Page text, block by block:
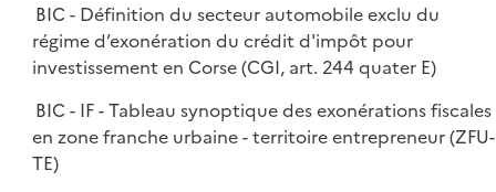
BIC - Définition du secteur automobile exclu du
régime d’exonération du crédit d'impôt pour
investissement en Corse (CGI, art. 244 quater E)
BIC - IF - Tableau synoptique des exonérations fiscales
en zone franche urbaine - territoire entrepreneur (ZFU-
TE)